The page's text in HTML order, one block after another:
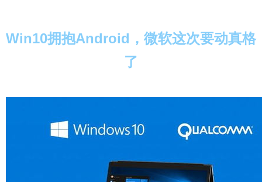
Win10拥抱Android，微软这次要动真格
了